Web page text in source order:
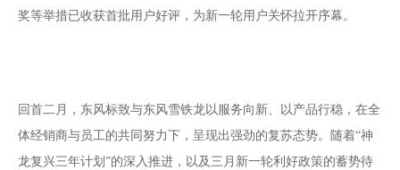
奖等举措已收获首批用户好评，为新一轮用户关怀拉开序幕。
回首二月，东风标致与东风雪铁龙以服务向新、以产品行稳，在全
体经销商与员工的共同努力下，呈现出强劲的复苏态势。随着“神
龙复兴三年计划”的深入推进，以及三月新一轮利好政策的蓄势待